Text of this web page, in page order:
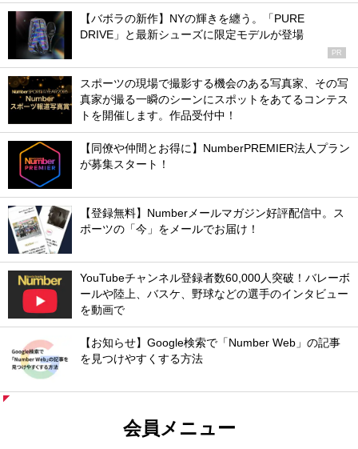
【バボラの新作】NYの輝きを纏う。「PURE
DRIVE」と最新シューズに限定モデルが登場
PR
スポーツの現場で撮影する機会のある写真家、その写
真家が撮る一瞬のシーンにスポットをあてるコンテス
トを開催します。作品受付中！
【同僚や仲間とお得に】NumberPREMIER法人プラン
が募集スタート！
【登録無料】Numberメールマガジン好評配信中。ス
ポーツの「今」をメールでお届け！
YouTubeチャンネル登録者数60,000人突破！バレーボ
ールや陸上、バスケ、野球などの選手のインタビュー
を動画で
【お知らせ】Google検索で「Number Web」の記事
を見つけやすくする方法
会員メニュー